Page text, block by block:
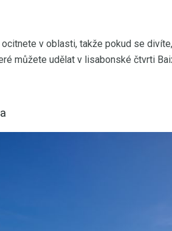
v oblasti, takže pokud se
můžete udělat v lisabonské čtvrti